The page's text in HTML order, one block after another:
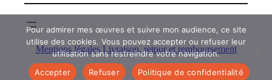
Mentions légales Livraison, retour et remboursement
Pour admirer mes œuvres et suivre mon audience, ce site
utilise des cookies. Vous pouvez accepter ou refuser leur
utilisation sans restreindre votre navigation.
Accepter
Refuser Politique de confidentialité